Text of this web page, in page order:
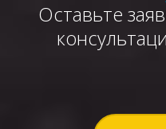
Оставьте